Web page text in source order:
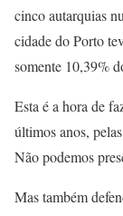
cinco autarquias
cidade do Porto
somente 10,39%
Esta é a hora de
últimos anos,
Não podemos
Mas também